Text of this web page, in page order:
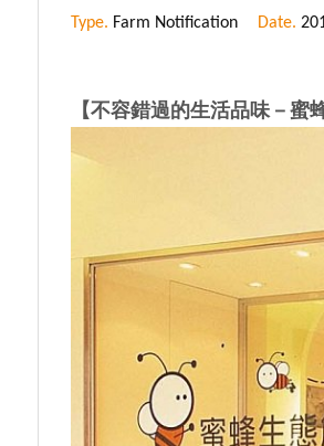
Type. Farm Notification Date.
【不容錯過的生活品味－蜜